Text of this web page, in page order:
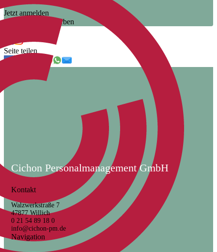
Jetzt anmelden
Jetzt initiativ bewerben
Seite teilen
Cichon Personalmanagement GmbH
Kontakt
Walzwerkstraße 7
47877 Willich
0 21 54 89 18 0
info@cichon-pm.de
Navigation